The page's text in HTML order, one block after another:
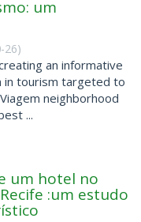
um
26)
an informative
in tourism targeted to
neighborhood
...
um hotel no
:um estudo